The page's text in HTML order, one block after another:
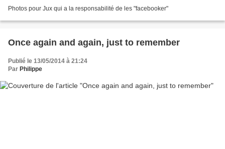
Photos pour Jux qui a la responsabilité de les "facebooker"
Once again and again, just to remember
Publié le 13/05/2014 à 21:24
Par Philippe